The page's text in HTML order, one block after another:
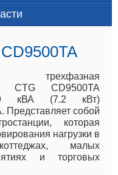
CTG CD9500TA
9 кВА (7.2 кВт)
Представляет собой
которая
нагрузки в
малых
и торговых